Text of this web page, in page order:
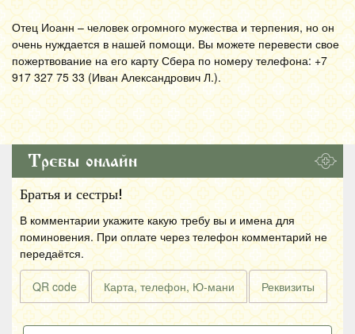
Отец Иоанн – человек огромного мужества и терпения, но он
очень нуждается в нашей помощи. Вы можете перевести свое
пожертвование на его карту Сбера по номеру телефона: +7
917 327 75 33 (Иван Александрович Л.).
Требы онлайн
Братья и сестры!
В комментарии укажите какую требу вы и имена для
поминовения. При оплате через телефон комментарий не
передаётся.
QR code Карта, телефон, Ю-мани Реквизиты